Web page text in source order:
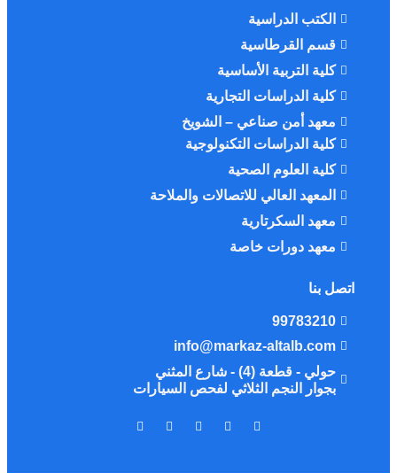
الكتب الدراسية
قسم القرطاسية
كلية التربية الأساسية
كلية الدراسات التجارية
معهد أمن صناعي – الشويخ
كلية الدراسات التكنولوجية
كلية العلوم الصحية
المعهد العالي للاتصالات والملاحة
معهد السكرتارية
معهد دورات خاصة
اتصل بنا
99783210
info@markaz-altalb.com
حولي - قطعة (4) - شارع المثني
بجوار النجم الثلاثي لفحص السيارات